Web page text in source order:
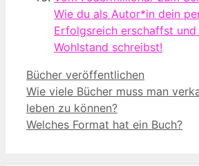
Wie du als Autor*in dein
Erfolgsreich erschaffst und
Wohlstand schreibst!
Kategorien
Bücher veröffentlichen
Wie viele Bücher muss man
leben zu können?
Welches Format hat ein Buch?